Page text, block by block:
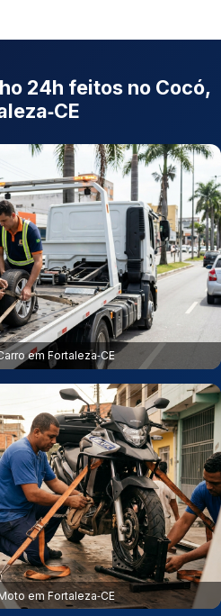
24h feitos no Cocó,
em Fortaleza‑CE
em Fortaleza‑CE